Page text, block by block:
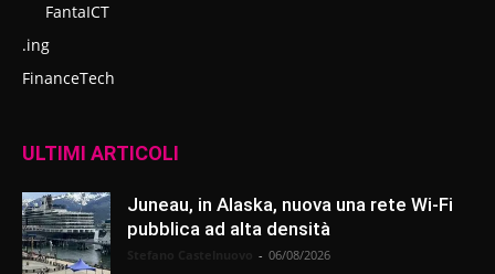
FantaICT
.ing
FinanceTech
ULTIMI ARTICOLI
Juneau, in Alaska, nuova una rete Wi-Fi
pubblica ad alta densità
- 06/08/2026